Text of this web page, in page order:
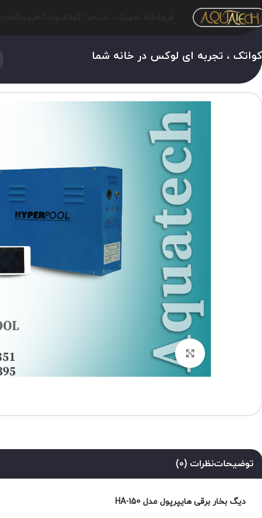
، تجربه ای لوکس در خانه شما
برای بزرگنمایی کلیک کنید
توضیحاتنظرات (0)
دیگ بخار برقی هایپرپول مدل HA-150